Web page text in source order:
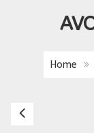
Home